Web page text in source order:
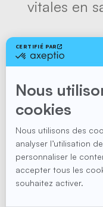
vitales en